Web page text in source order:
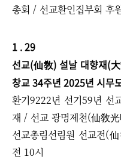
총회 / 선교환인집부회 후
1 . 29
선교(仙敎) 설날 대향재(
창교 34주년 2025년 시무
환기9222년 선기59년 선
재 / 선교 광명제천(仙敎
선교총림선림원 선교전(
전 10시